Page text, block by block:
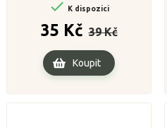
 K dispozici
35 Kč cena
39 Kč
Cena
Koupit